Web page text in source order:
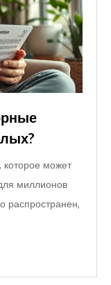
которое может
миллионов
распространен,